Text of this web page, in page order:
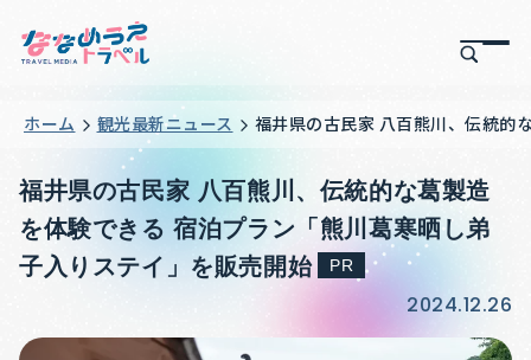
ホーム 観光最新ニュース 福井県の古民家 八百熊川、伝統的
福井県の古民家 八百熊川、伝統的な葛製造
を体験できる 宿泊プラン「熊川葛寒晒し弟
子入りステイ」を販売開始
PR
2024.12.26